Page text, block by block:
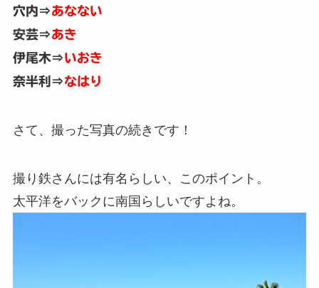
穴内⇒あなない
安芸⇒あき
伊尾木⇒いおき
奈半利⇒なはり
さて、撮った写真の続きです！
撮り鉄さんには有名らしい、このポイント。
太平洋をバックに南国らしいですよね。